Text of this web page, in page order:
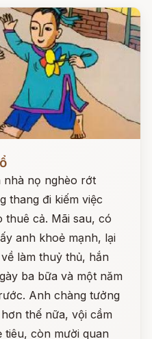
nhà nọ nghèo rớt
thang đi kiếm việc
thuê cả. Mãi sau, có
anh khoẻ mạnh, lại
làm thuỷ thủ, hắn
ba bữa và một năm
Anh chàng tưởng
thế nữa, vội cầm
tiêu, còn mười quan